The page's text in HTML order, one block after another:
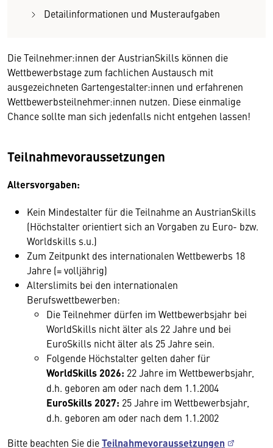
Detailinformationen und Musteraufgaben
Die Teilnehmer:innen der AustrianSkills können die
Wettbewerbstage zum fachlichen Austausch mit
ausgezeichneten Gartengestalter:innen und erfahrenen
Wettbewerbsteilnehmer:innen nutzen. Diese einmalige
Chance sollte man sich jedenfalls nicht entgehen lassen!
Teilnahmevoraussetzungen
Altersvorgaben:
Kein Mindestalter für die Teilnahme an AustrianSkills
(Höchstalter orientiert sich an Vorgaben zu Euro- bzw.
Worldskills s.u.)
Zum Zeitpunkt des internationalen Wettbewerbs 18
Jahre (= volljährig)
Alterslimits bei den internationalen
Berufswettbewerben:
Die Teilnehmer dürfen im Wettbewerbsjahr bei
WorldSkills nicht älter als 22 Jahre und bei
EuroSkills nicht älter als 25 Jahre sein.
Folgende Höchstalter gelten daher für
WorldSkills 2026: 22 Jahre im Wettbewerbsjahr,
d.h. geboren am oder nach dem 1.1.2004
EuroSkills 2027: 25 Jahre im Wettbewerbsjahr,
d.h. geboren am oder nach dem 1.1.2002
Bitte beachten Sie dieTeilnahmevoraussetzungen